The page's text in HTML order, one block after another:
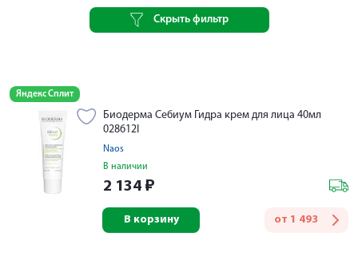
Скрыть фильтр
Яндекс Сплит
Биодерма Себиум Гидра крем для лица 40мл
028612I
Naos
В наличии
2 134 ₽
от 1 493
В корзину